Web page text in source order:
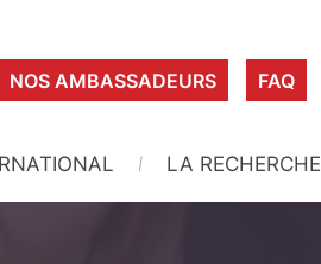
NOS AMBASSADEURS FAQ
LA RECHERCHE